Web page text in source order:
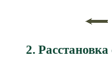
2.